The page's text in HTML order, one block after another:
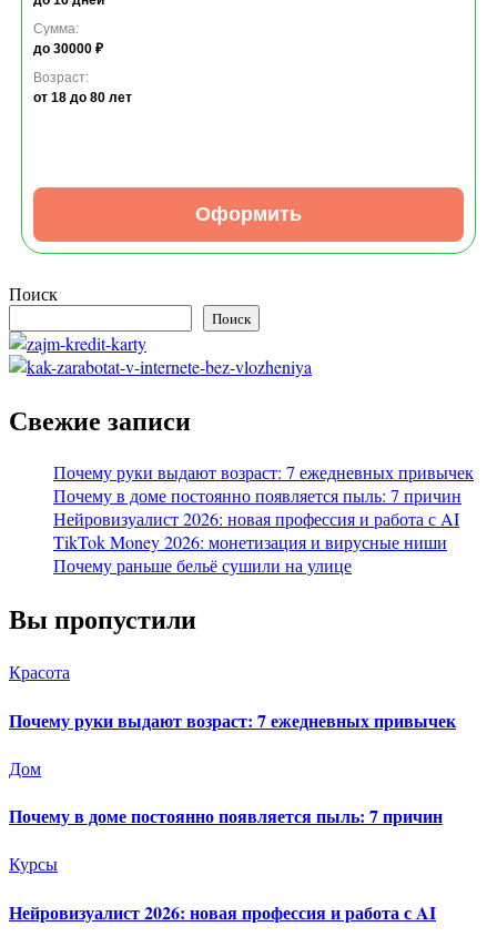
Сумма:
до 30000 ₽
Возраст:
от 18 до 80 лет
Оформить
Поиск
Поиск
Свежие записи
Почему руки выдают возраст: 7 ежедневных привычек
Почему в доме постоянно появляется пыль: 7 причин
Нейровизуалист 2026: новая профессия и работа с AI
TikTok Money 2026: монетизация и вирусные ниши
Почему раньше бельё сушили на улице
Вы пропустили
Красота
Почему руки выдают возраст: 7 ежедневных привычек
Дом
Почему в доме постоянно появляется пыль: 7 причин
Курсы
Нейровизуалист 2026: новая профессия и работа с AI